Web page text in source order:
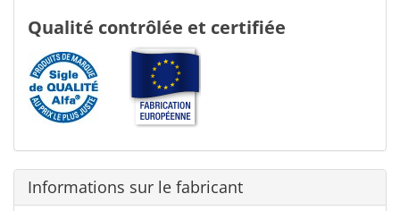
Qualité contrôlée et certifiée
Informations sur le fabricant